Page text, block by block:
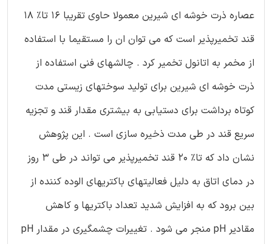
عصاره ذرت خوشه ای شیرین معمولا حاوی تقریبا 16 تا% 18
قند تخمیرپذیر است که می توان ان را مستقیما با استفاده
از مخمر به اتانول تخمیر کرد . چالشهای فنی استفاده از
ذرت خوشه ای شیرین برای تولید سوختهای زیستی مدت
کوتاه برداشت برای دستیابی به بیشتری مقدار قند و تجزیه
سریع قند در طی مدت ذخیره سازی است . این پژوهش
نشان داد که تا% 20 قند تخمیرپذیر می تواند در طی 3 روز
در دمای اتاق به دلیل فعالیتهای باکتریهای الوده کننده از
بین برود که به افزایش شدید تعداد باکتریها و کاهش
مقادیر pH منجر می شود . تغییرات چشمگیری در مقدار pH